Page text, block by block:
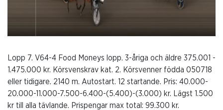
Lopp 7. V64-4 Food Moneys lopp. 3-åriga och äldre 375.001 -
1.475.000 kr. Körsvenskrav kat. 2. Körsvenner födda 050718
eller tidigare. 2140 m. Autostart. 12 startande. Pris: 40.000-
20.000-11.000-7.500-6.400-(5.400)-(3.000) kr. Lägst 1.500
kr till alla tävlande. Prispengar max total: 99.300 kr.